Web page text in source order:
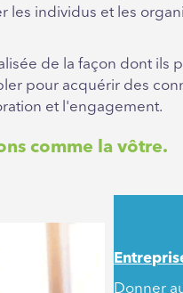
individus et les
de la façon dont ils
pour acquérir des
et l'engagement.
comme la vôtre.
Donner